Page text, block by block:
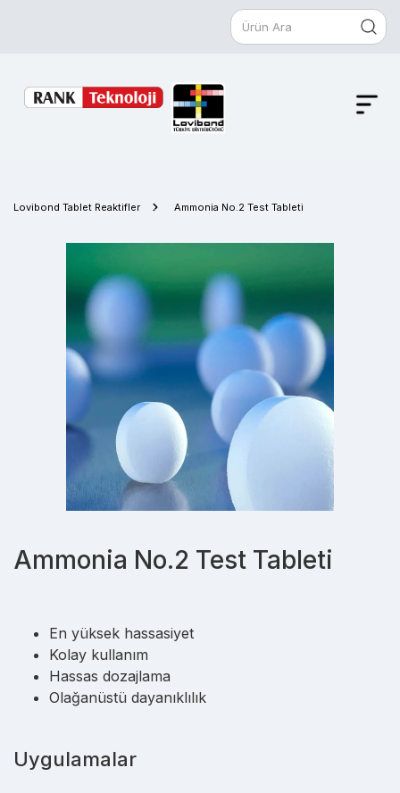
Lovibond Tablet Reaktifler Ammonia No.2 Test Tableti
Ammonia No.2 Test Tableti
En yüksek hassasiyet
Kolay kullanım
Hassas dozajlama
Olağanüstü dayanıklılık
Uygulamalar